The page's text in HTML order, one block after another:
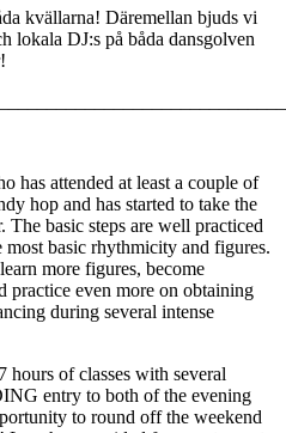
kvällarna! Däremellan bjuds vi
lokala DJ:s på båda dansgolven
has attended at least a couple of
hop and has started to take the
The basic steps are well practiced
basic rhythmicity and figures.
more figures, become
practice even more on obtaining
during several intense
of classes with several
entry to both of the evening
to round off the weekend